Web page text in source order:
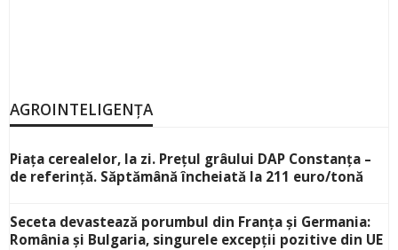
AGROINTELIGENȚA
Piața cerealelor, la zi. Prețul grâului DAP Constanța –
de referință. Săptămână încheiată la 211 euro/tonă
Seceta devastează porumbul din Franța și Germania:
România și Bulgaria, singurele excepții pozitive din UE